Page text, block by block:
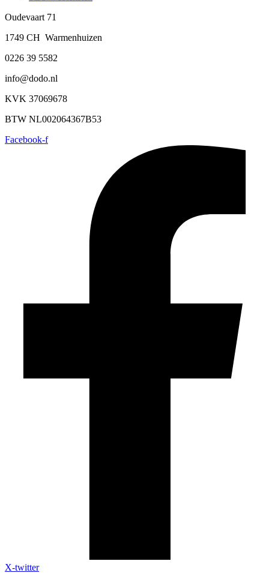
Oudevaart 71
1749 CH Warmenhuizen
0226 39 5582
info@dodo.nl
KVK 37069678
BTW NL002064367B53
Facebook-f
X-twitter